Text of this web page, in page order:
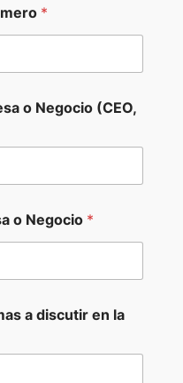
*
o Negocio (CEO,
o Negocio *
a discutir en la